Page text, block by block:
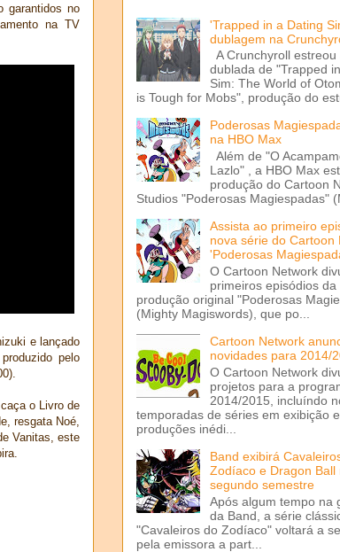
garantidos no
na TV
e lançado
pelo
o Livro de
resgata Noé,
Vanitas, este
'Trapped in a Dating
dublagem na
A Crunchyroll estreou
dublada de "Trapped
Sim: The World of
is Tough for Mobs", produção do
Poderosas
na HBO Max
Além de "O
Lazlo" , a HBO Max
produção do Cartoon
Studios "Poderosas Magiespadas"
Assista ao primeiro
nova série do Cartoon
'Poderosas
O Cartoon Network
primeiros episódios da
produção original "Poderosas
(Mighty Magiswords), que po...
Cartoon Network
novidades para 2014/
O Cartoon Network
projetos para a
2014/2015, incluíndo
temporadas de séries em exibição e
produções inédi...
Band exibirá
Zodíaco e Dragon Ball
segundo semestre
Após algum tempo na
da Band, a série
"Cavaleiros do Zodíaco" voltará a
pela emissora a part...